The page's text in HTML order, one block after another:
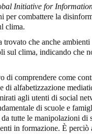
Initiative for
per combattere la
clima.
che anche ambienti
sul clima, indicando che
di comprendere come
di alfabetizzazione
agli utenti di social
di scuole e
tutte le manipolazioni di
in formazione. È perciò